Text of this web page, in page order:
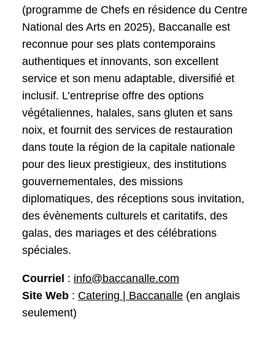
(programme de Chefs en résidence du Centre
National des Arts en 2025), Baccanalle est
reconnue pour ses plats contemporains
authentiques et innovants, son excellent
service et son menu adaptable, diversifié et
inclusif. L’entreprise offre des options
végétaliennes, halales, sans gluten et sans
noix, et fournit des services de restauration
dans toute la région de la capitale nationale
pour des lieux prestigieux, des institutions
gouvernementales, des missions
diplomatiques, des réceptions sous invitation,
des évènements culturels et caritatifs, des
galas, des mariages et des célébrations
spéciales.
Courriel : info@baccanalle.com
Site Web : Catering | Baccanalle (en anglais
seulement)